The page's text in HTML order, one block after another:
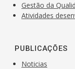
Gestão da
Atividades
PUBLICAÇÕES
Noticias